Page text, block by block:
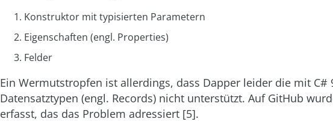
Konstruktor mit typisierten Parametern
Eigenschaften (engl. Properties)
Felder
Ein Wermutstropfen ist allerdings, dass Dapper leider die mit C#
Datensatztypen (engl. Records) nicht unterstützt. Auf GitHub
erfasst, das das Problem adressiert [5].